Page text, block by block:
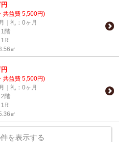
円
共益費 5,500円)
｜礼：0ヶ月
1階
㎡
円
共益費 5,500円)
｜礼：0ヶ月
2階
㎡
を表示する